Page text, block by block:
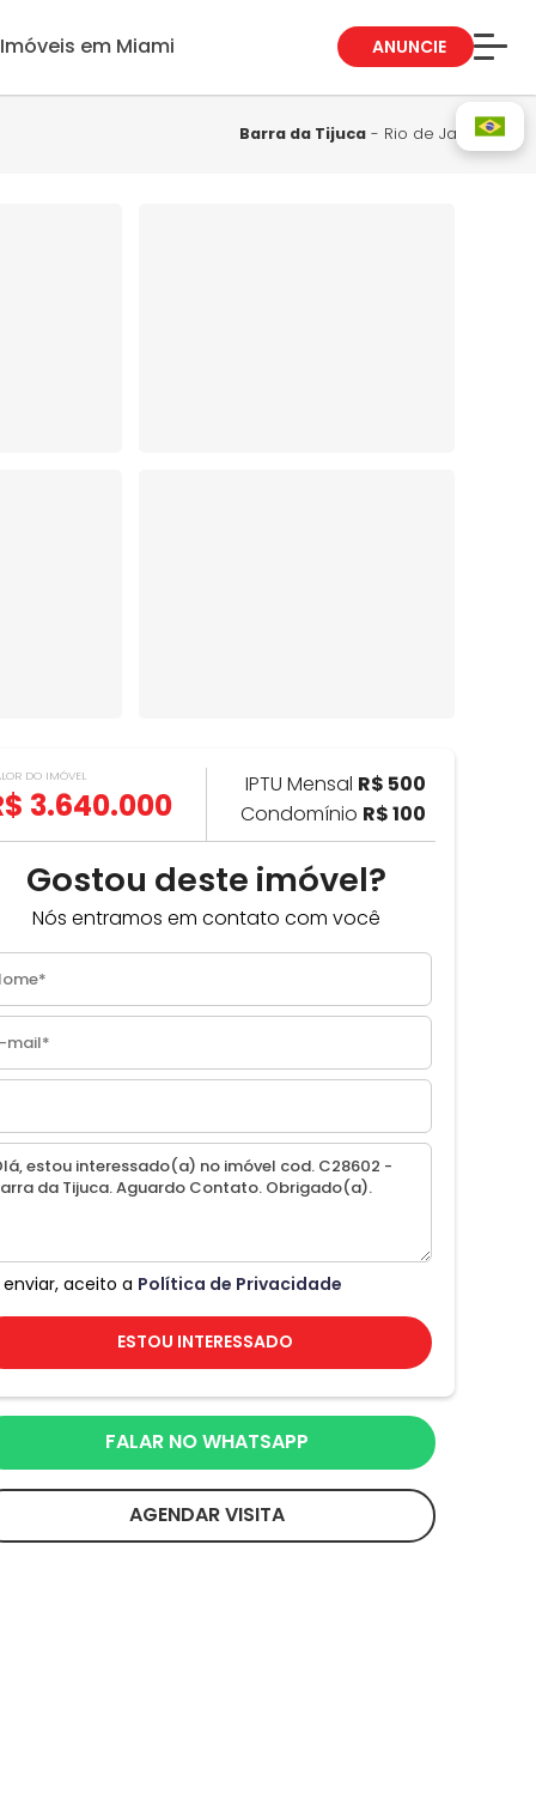
Imóveis em Miami ANUNCIE
Sobre Nós
Fale Conosco
Barra da Tijuca - Rio de Janeiro
DO IMÓVEL
3.640.000
IPTU Mensal R$ 500
Condomínio R$ 100
Gostou deste imóvel?
Nós entramos em contato com você
enviar, aceito a Política de Privacidade
ESTOU INTERESSADO
FALAR NO WHATSAPP
AGENDAR VISITA